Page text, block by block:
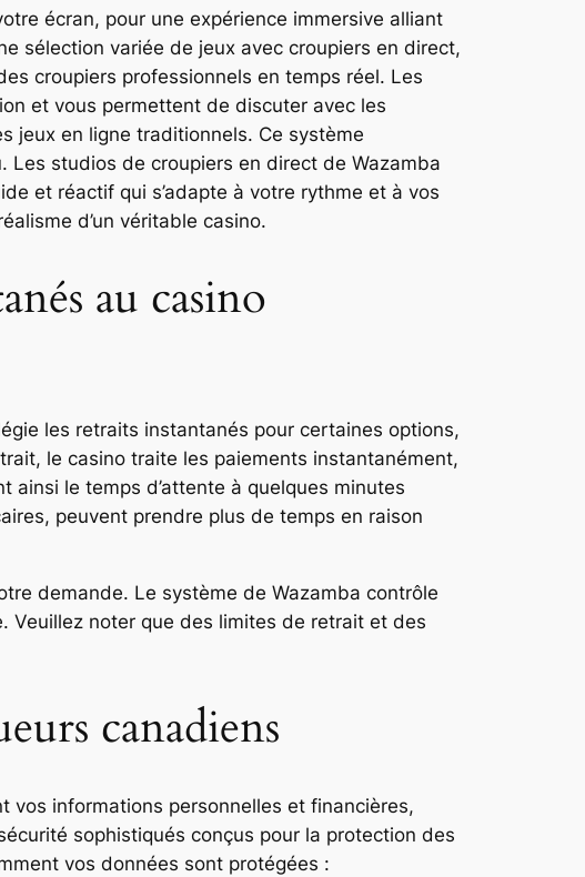
écran, pour une expérience immersive alliant
sélection variée de jeux avec croupiers en direct,
croupiers professionnels en temps réel. Les
et vous permettent de discuter avec les
jeux en ligne traditionnels. Ce système
Les studios de croupiers en direct de Wazamba
et réactif qui s’adapte à votre rythme et à vos
d’un véritable casino.
au casino
les retraits instantanés pour certaines options,
le casino traite les paiements instantanément,
le temps d’attente à quelques minutes
peuvent prendre plus de temps en raison
demande. Le système de Wazamba contrôle
Veuillez noter que des limites de retrait et des
canadiens
vos informations personnelles et financières,
sophistiqués conçus pour la protection des
vos données sont protégées :